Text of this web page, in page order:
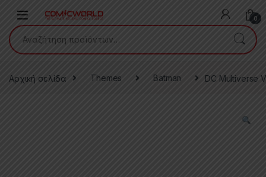
0
Αναζήτηση για:
Αρχική σελίδα Themes Batman DC Multiverse